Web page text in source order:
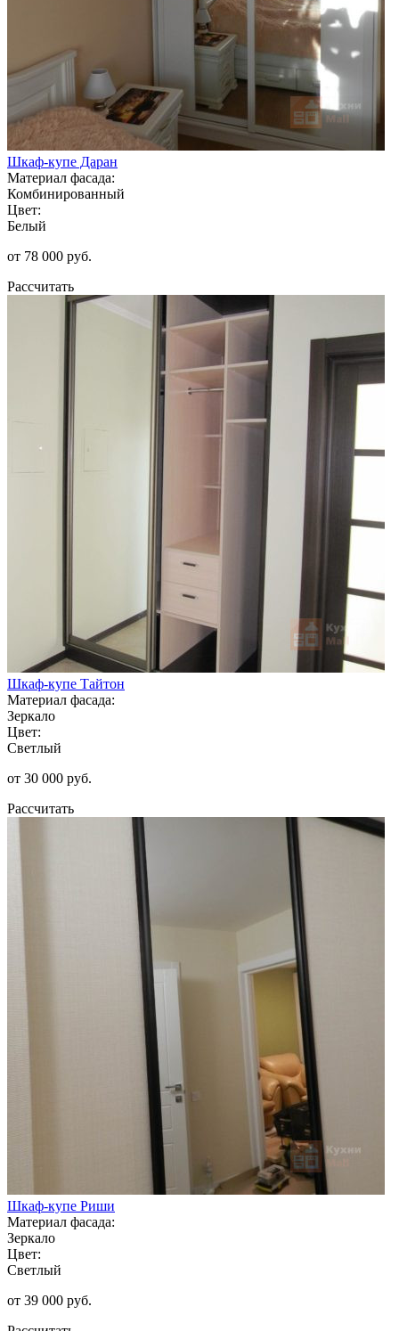
Шкаф-купе Даран
Материал фасада:
Комбинированный
Цвет:
Белый
от 78 000 руб.
Рассчитать
Шкаф-купе Тайтон
Материал фасада:
Зеркало
Цвет:
Светлый
от 30 000 руб.
Рассчитать
Шкаф-купе Риши
Материал фасада:
Зеркало
Цвет:
Светлый
от 39 000 руб.